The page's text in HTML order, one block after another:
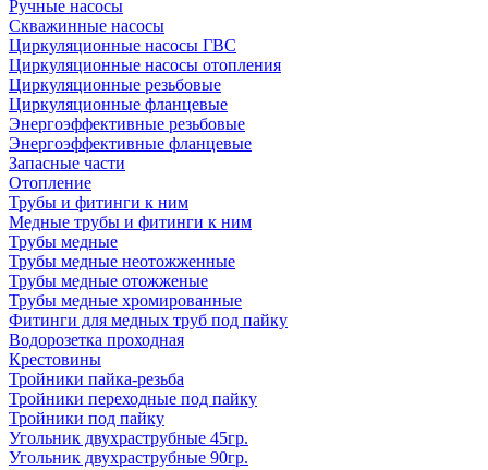
Ручные насосы
Скважинные насосы
Циркуляционные насосы ГВС
Циркуляционные насосы отопления
Циркуляционные резьбовые
Циркуляционные фланцевые
Энергоэффективные резьбовые
Энергоэффективные фланцевые
Запасные части
Отопление
Трубы и фитинги к ним
Медные трубы и фитинги к ним
Трубы медные
Трубы медные неотожженные
Трубы медные отожженые
Трубы медные хромированные
Фитинги для медных труб под пайку
Водорозетка проходная
Крестовины
Тройники пайка-резьба
Тройники переходные под пайку
Тройники под пайку
Угольник двухраструбные 45гр.
Угольник двухраструбные 90гр.